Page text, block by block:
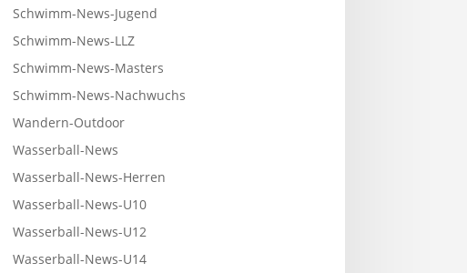
Schwimm-News-Jugend
Schwimm-News-LLZ
Schwimm-News-Masters
Schwimm-News-Nachwuchs
Wandern-Outdoor
Wasserball-News
Wasserball-News-Herren
Wasserball-News-U10
Wasserball-News-U12
Wasserball-News-U14